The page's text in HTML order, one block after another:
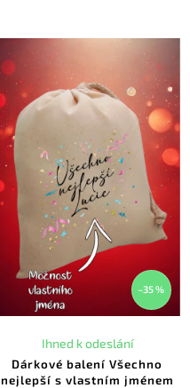
–35 %
Dárkové balení Všechno
nejlepší s vlastním jménem
Ihned k odeslání